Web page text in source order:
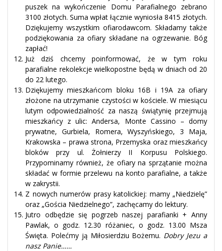
puszek na wykończenie Domu Parafialnego zebrano
3100 złotych. Suma wpłat łącznie wyniosła 8415 złotych.
Dziękujemy wszystkim ofiarodawcom. Składamy także
podziękowania za ofiary składane na ogrzewanie. Bóg
zapłać!
Już dziś chcemy poinformować, że w tym roku
parafialne rekolekcje wielkopostne będą w dniach od 20
do 22 lutego.
Dziękujemy mieszkańcom bloku 16B i 19A za ofiary
złożone na utrzymanie czystości w kościele. W miesiącu
lutym odpowiedzialność za naszą świątynię przejmują
mieszkańcy z ulic: Andersa, Monte Cassino – domy
prywatne, Gurbiela, Romera, Wyszyńskiego, 3 Maja,
Krakowska – prawa strona, Przemyska oraz mieszkańcy
bloków przy ul. Żołnierzy II Korpusu Polskiego.
Przypominamy również, że ofiary na sprzątanie można
składać w formie przelewu na konto parafialne, a także
w zakrystii.
Z nowych numerów prasy katolickiej: mamy „Niedzielę”
oraz „Gościa Niedzielnego”, zachęcamy do lektury.
Jutro odbędzie się pogrzeb naszej parafianki + Anny
Pawlak, o godz. 12.30 różaniec, o godz. 13.00 Msza
Święta. Polećmy ją Miłosierdziu Bożemu. Dobry Jezu a
nasz Panie……